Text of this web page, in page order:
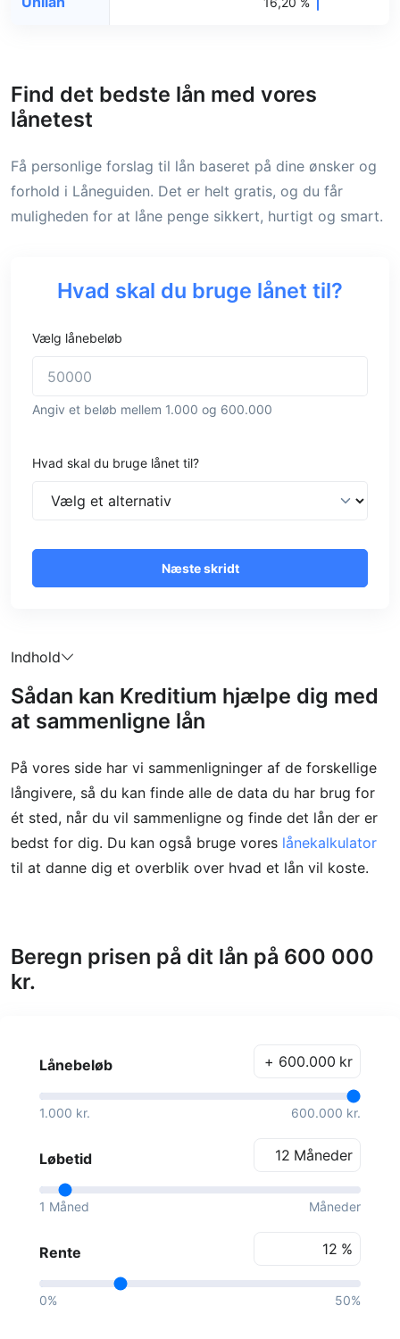
Find det bedste lån med vores
lånetest
Få personlige forslag til lån baseret på dine ønsker og
forhold i Låneguiden. Det er helt gratis, og du får
muligheden for at låne penge sikkert, hurtigt og smart.
Hvad skal du bruge lånet til?
Vælg lånebeløb
Angiv et beløb mellem 1.000 og 600.000
Hvad skal du bruge lånet til?
Næste skridt
Indhold
Sådan kan Kreditium hjælpe dig med
at sammenligne lån
På vores side har vi sammenligninger af de forskellige
långivere, så du kan finde alle de data du har brug for
ét sted, når du vil sammenligne og finde det lån der er
bedst for dig. Du kan også bruge vores lånekalkulator
til at danne dig et overblik over hvad et lån vil koste.
Beregn prisen på dit lån på 600 000
kr.
Lånebeløb kr
1.000 kr. 600.000 kr.
Løbetid Måneder
1 Måned Måneder
Rente %
0% 50%